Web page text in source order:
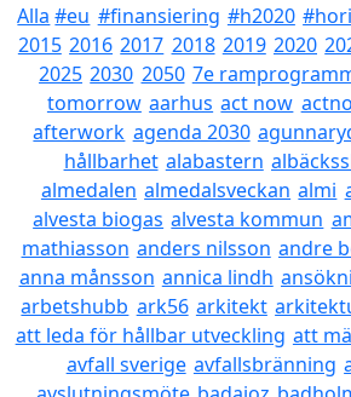
Alla #eu #finansiering #h2020
2015 2016 2017 2018 2019 2020
2025 2030 2050 7e
tomorrow aarhus act now
afterwork agenda 2030
hållbarhet alabastern
almedalen almedalsveckan almi
alvesta biogas alvesta kommun
mathiasson anders nilsson andre
anna månsson annica lindh
arbetshubb ark56 arkitekt
att leda för hållbar utveckling att
avfall sverige avfallsbränning